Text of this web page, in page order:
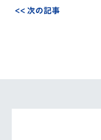
<< 次の記事